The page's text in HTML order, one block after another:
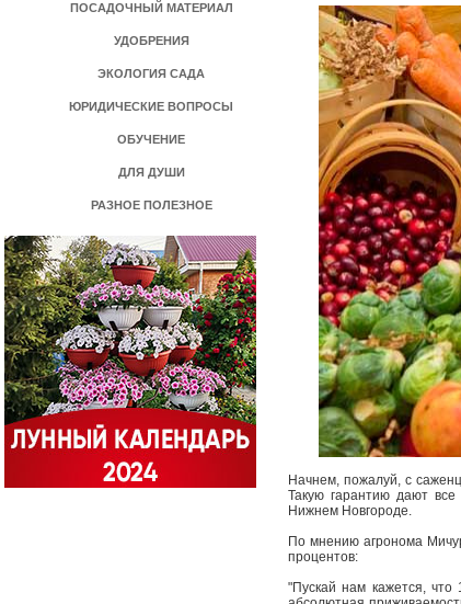
ПОСАДОЧНЫЙ МАТЕРИАЛ
УДОБРЕНИЯ
ЭКОЛОГИЯ САДА
ЮРИДИЧЕСКИЕ ВОПРОСЫ
ОБУЧЕНИЕ
ДЛЯ ДУШИ
РАЗНОЕ ПОЛЕЗНОЕ
Начнем, пожалуй, с
Такую гарантию дают все
Нижнем Новгороде.
По мнению агронома
процентов:
"Пускай нам кажется,